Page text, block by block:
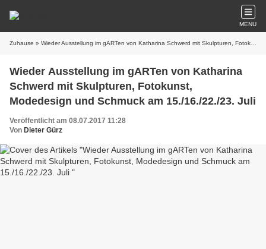
MENU
Zuhause » Wieder Ausstellung im gARTen von Katharina Schwerd mit Skulpturen, Fotokunst, Modedesign und Schmuck am 15./16./22./23. Juli
Wieder Ausstellung im gARTen von Katharina
Schwerd mit Skulpturen, Fotokunst,
Modedesign und Schmuck am 15./16./22./23. Juli
Veröffentlicht am 08.07.2017 11:28
Von Dieter Gürz